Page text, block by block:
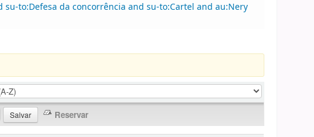
to:Defesa da concorrência and su-to:Cartel and au:Nery